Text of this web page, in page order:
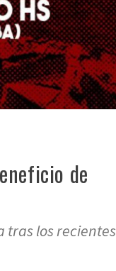
de
tras los recientes